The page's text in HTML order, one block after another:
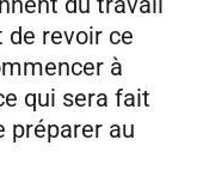
de revoir ce
à
qui sera fait
préparer au